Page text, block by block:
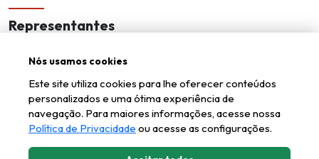
Representantes
Seja um representante
Nós usamos cookies
Este site utiliza cookies para lhe oferecer conteúdos
personalizados e uma ótima experiência de
navegação. Para maiores informações, acesse nossa
Política de Privacidade ou acesse as configurações.